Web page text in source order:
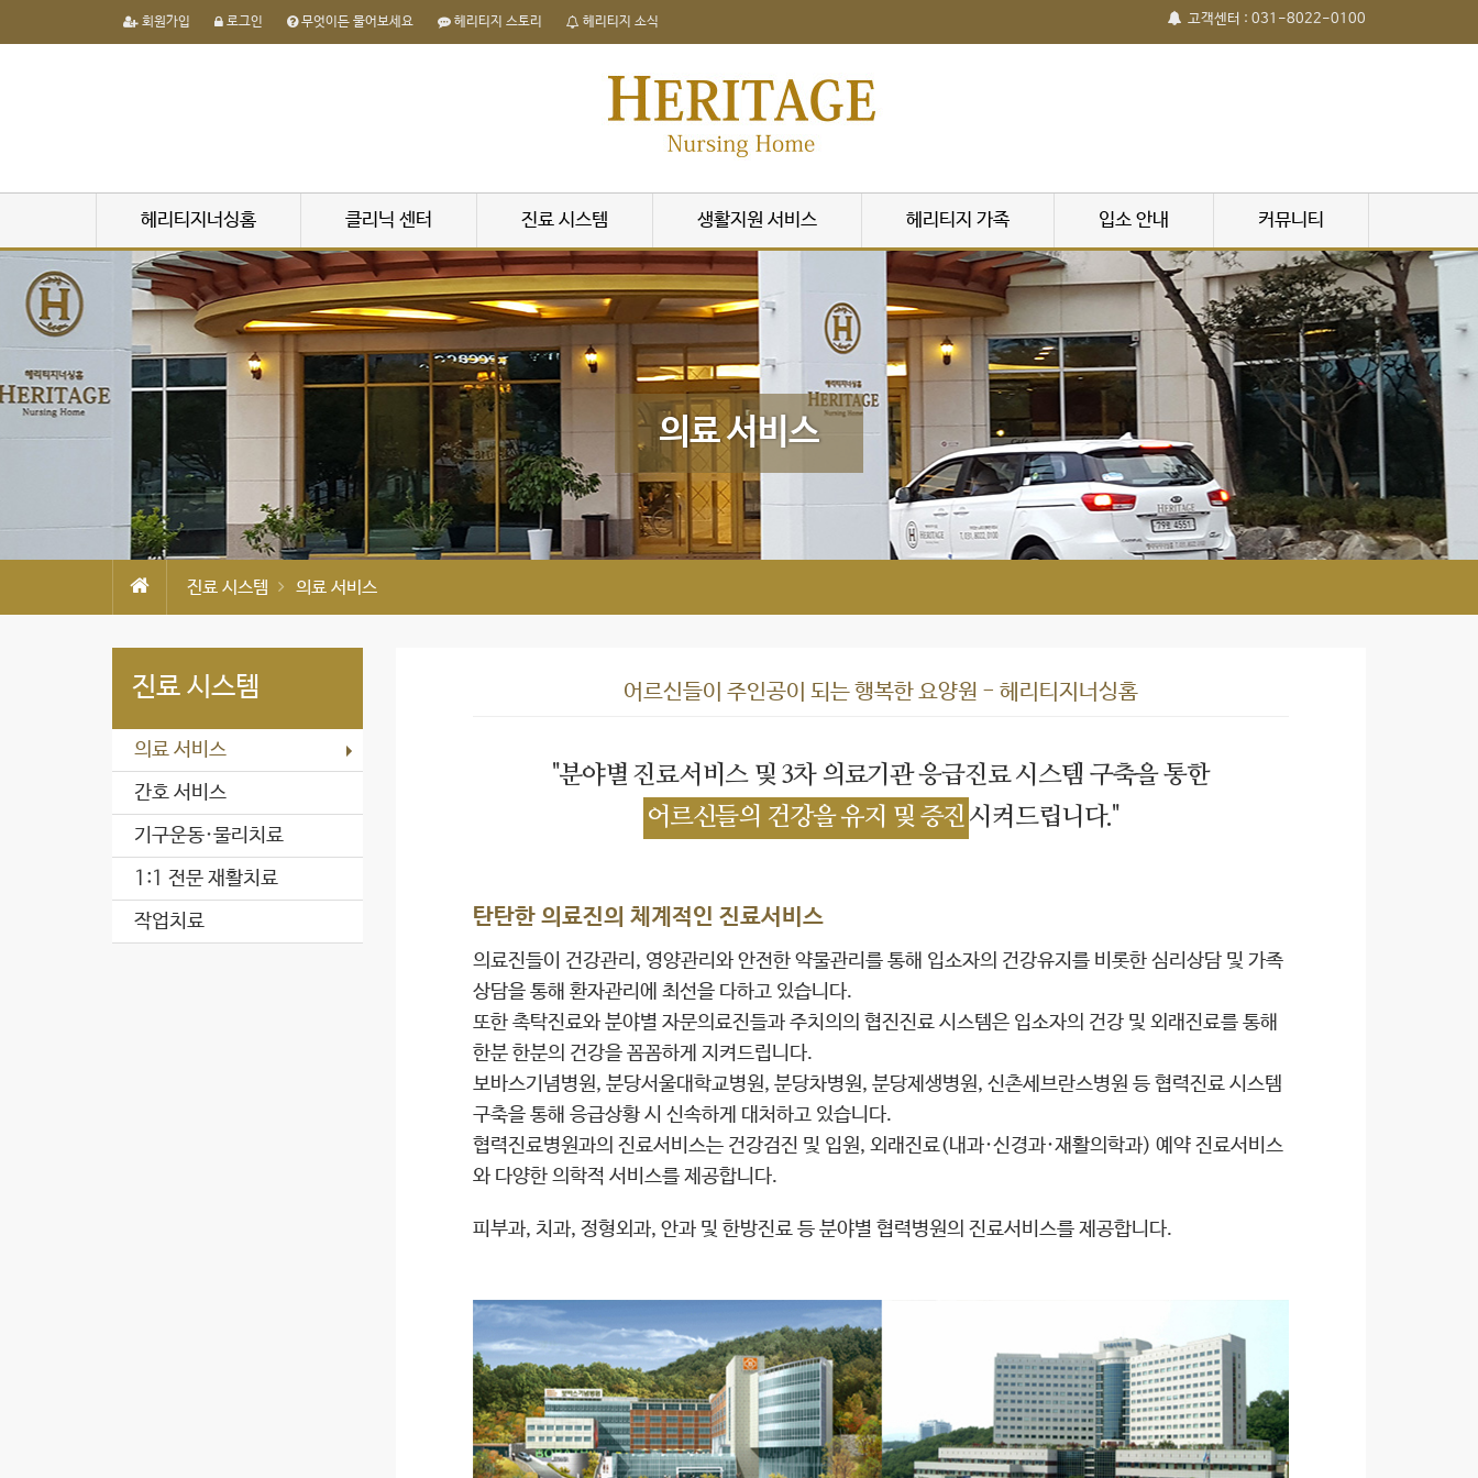
회원가입 로그인 무엇이든 물어보세요 헤리티지 스토리 헤리티지 소식 고객센터 : 031-8022-0100
헤리티지너싱홈 클리닉 센터 진료 시스템 생활지원 서비스 헤리티지 가족 입소 안내 커뮤니티
의료 서비스
진료 시스템 의료 서비스
진료 시스템
의료 서비스
간호 서비스
기구운동·물리치료
1:1 전문 재활치료
작업치료
어르신들이 주인공이 되는 행복한 요양원 - 헤리티지너싱홈
"분야별 진료서비스 및 3차 의료기관 응급진료 시스템 구축을 통한
어르신들의 건강을 유지 및 증진 시켜드립니다."
탄탄한 의료진의 체계적인 진료서비스
의료진들이 건강관리, 영양관리와 안전한 약물관리를 통해 입소자의 건강유지를 비롯한 심리상담 및 가족
상담을 통해 환자관리에 최선을 다하고 있습니다.
또한 촉탁진료와 분야별 자문의료진들과 주치의의 협진진료 시스템은 입소자의 건강 및 외래진료를 통해
한분 한분의 건강을 꼼꼼하게 지켜드립니다.
보바스기념병원, 분당서울대학교병원, 분당차병원, 분당제생병원, 신촌세브란스병원 등 협력진료 시스템
구축을 통해 응급상황 시 신속하게 대처하고 있습니다.
협력진료병원과의 진료서비스는 건강검진 및 입원, 외래진료(내과·신경과·재활의학과) 예약 진료서비스
와 다양한 의학적 서비스를 제공합니다.
피부과, 치과, 정형외과, 안과 및 한방진료 등 분야별 협력병원의 진료서비스를 제공합니다.